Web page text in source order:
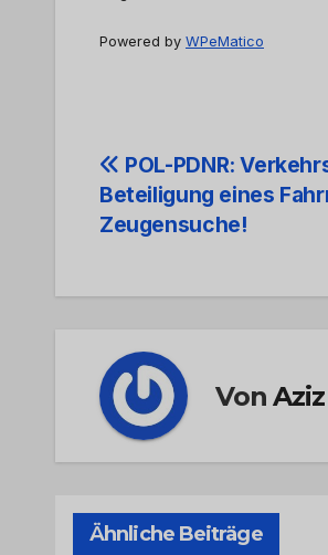
Powered by WPeMatico
Beitrags-
Navigation
POL-PDNR:
Beteiligung eines
Zeugensuche!
VonAziz
Ähnliche Beiträge